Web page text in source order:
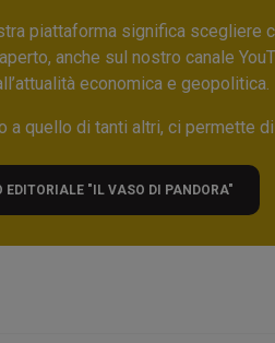
piattaforma significa
anche sul nostro canale
economica e geopolitica.
a quello di tanti altri, ci permette
EDITORIALE "IL VASO DI PANDORA"